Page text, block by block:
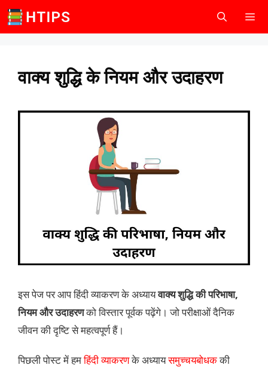
Skip
to
वाक्य शुद्धि के नियम और उदाहरण
इस पेज पर आप हिंदी व्याकरण के अध्यायवाक्य शुद्धि की परिभाषा,
नियम और उदाहरणको विस्तार पूर्वक पढ़ेंगे। जो परीक्षाओं दैनिक
जीवन की दृष्टि से महत्वपूर्ण हैं।
पिछली पोस्ट में हमहिंदी व्याकरणके अध्यायसमुच्चयबोधककी